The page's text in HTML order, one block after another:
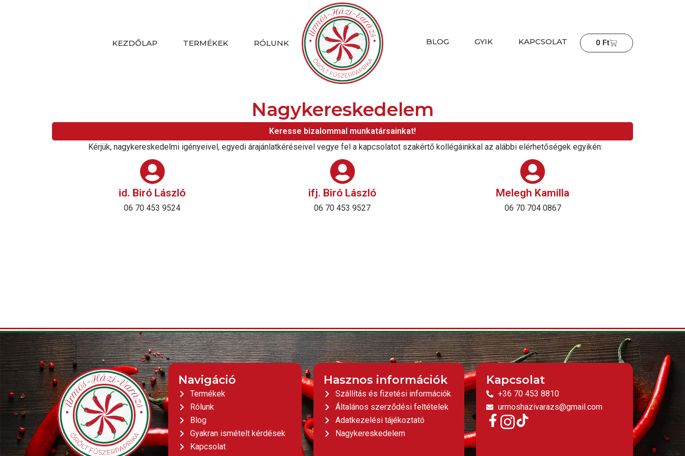
KEZDŐLAP
TERMÉKEK RÓLUNK 0 FtCart
BLOG GYIK KAPCSOLAT
Nagykereskedelem
Keresse bizalommal munkatársainkat!
Kérjük, nagykereskedelmi igényeivel, egyedi árajánlatkéréseivel vegye fel a kapcsolatot szakértő kollégáinkkal az alábbi elérhetőségek egyikén:
id. Biró László
06 70 453 9524
ifj. Biró László
06 70 453 9527
Melegh Kamilla
06 70 704 0867
Navigáció
Termékek
Rólunk
Blog
Gyakran ismételt kérdések
Kapcsolat
Hasznos információk
Szállítás és fizetési információk
Általános szerződési feltételek
Adatkezelési tájékoztató
Nagykereskedelem
Kapcsolat
+36 70 453 8810
urmoshazivarazs@gmail.com